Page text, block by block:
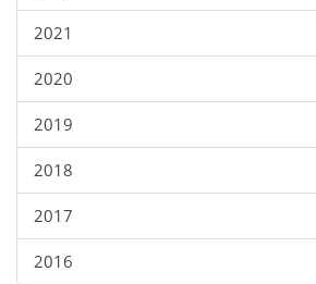
2021
2020
2019
2018
2017
2016